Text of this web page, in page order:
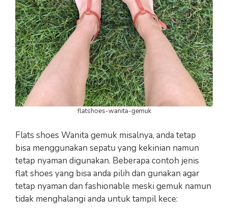
flatshoes-wanita-gemuk
Flats shoes Wanita gemuk misalnya, anda tetap
bisa menggunakan sepatu yang kekinian namun
tetap nyaman digunakan. Beberapa contoh jenis
flat shoes yang bisa anda pilih dan gunakan agar
tetap nyaman dan fashionable meski gemuk namun
tidak menghalangi anda untuk tampil kece: